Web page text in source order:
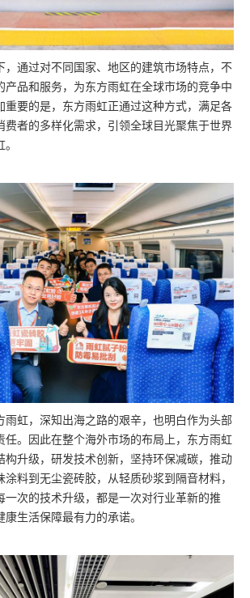
，通过对不同国家、地区的建筑市场特点，不
产品和服务，为东方雨虹在全球市场的竞争中
重要的是，东方雨虹正通过这种方式，满足各
费者的多样化需求，引领全球目光聚焦于世界
雨虹，深知出海之路的艰辛，也明白作为头部
任。因此在整个海外市场的布局上，东方雨虹
构升级，研发技术创新，坚持环保减碳，推动
涂料到无尘瓷砖胶，从轻质砂浆到隔音材料，
一次的技术升级，都是一次对行业革新的推
生活保障最有力的承诺。